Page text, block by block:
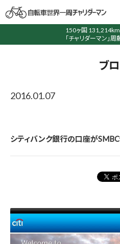
150ヶ国
「チャリダーマン」
ブ
2016.01.07
シティバンク銀行の口座が